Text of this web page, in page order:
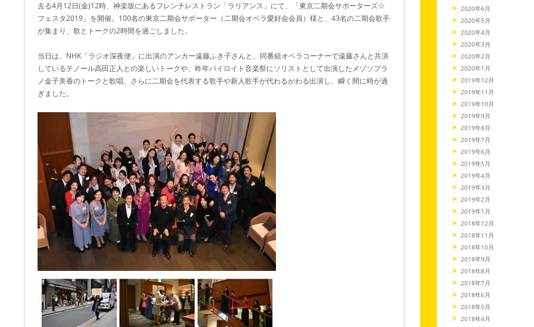
去る4月12日(金)12時、神楽坂にあるフレンチレストラン「ラリアンス」にて、「東京二期会サポーターズ☆
フェスタ2019」を開催。100名の東京二期会サポーター（二期会オペラ愛好会会員）様と、43名の二期会歌手
が集まり、歌とトークの2時間を過ごしました。
当日は、NHK「ラジオ深夜便」に出演のアンカー遠藤ふき子さんと、同番組オペラコーナーで遠藤さんと共演
しているテノール高田正人との楽しいトークや、昨年バイロイト音楽祭にソリストとして出演したメゾソプラ
ノ金子美香のトークと歌唱、さらに二期会を代表する歌手や新人歌手が代わるがわる出演し、瞬く間に時が過
ぎました。
2020年6月
2020年5月
2020年4月
2020年3月
2020年2月
2020年1月
2019年12月
2019年11月
2019年10月
2019年9月
2019年8月
2019年7月
2019年6月
2019年5月
2019年4月
2019年3月
2019年2月
2019年1月
2018年12月
2018年11月
2018年10月
2018年9月
2018年8月
2018年7月
2018年6月
2018年5月
2018年4月